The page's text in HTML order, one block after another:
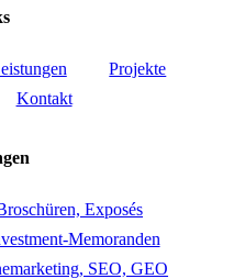
Projekte
Kontakt
Exposés
Memoranden
SEO, GEO